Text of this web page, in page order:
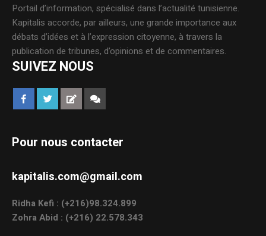
Portail d’information, spécialisé dans l’actualité tunisienne.
Kapitalis accorde, par ailleurs, une grande importance aux
débats d’idées et à l’expression citoyenne, à travers la
publication de tribunes, d’opinions et de commentaires.
SUIVEZ NOUS
Pour nous contacter
kapitalis.com@gmail.com
Ridha Kefi : (+216)98.324.899
Zohra Abid : (+216) 22.578.343